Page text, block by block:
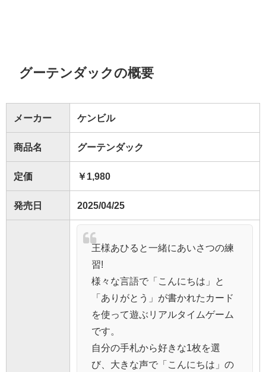
グーテンダックの概要
メーカー ケンビル
商品名 グーテンダック
定価 ￥1,980
発売日 2025/04/25
王様あひると一緒にあいさつの練
習!
様々な言語で「こんにちは」と
「ありがとう」が書かれたカード
を使って遊ぶリアルタイムゲーム
です。
自分の手札から好きな1枚を選
び、大きな声で「こんにちは」の